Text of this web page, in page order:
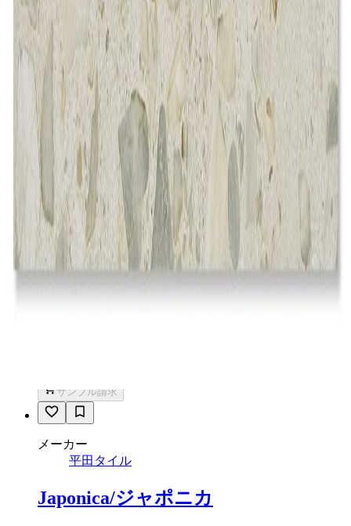
¥39,000 / /㎡ 税抜 39,000 / /㎡ [税抜]
サンプル請求
平田タイル
Iuppiter/ユピテル
¥36,800 / ㎡ 税抜 36,800 / ㎡ [税抜]
サンプル請求
メーカー
名古屋モザイク工業株式会社
サンプル請求
メーカー
平田タイル
Japonica/ジャポニカ